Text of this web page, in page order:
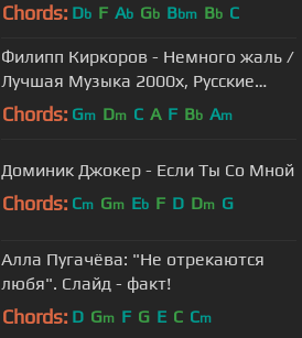
Chords: Db F Ab Gb Bbm Bb C
Филипп Киркоров - Немного жаль /
Лучшая Музыка 2000х, Русские
Хиты 2000х
Chords: Gm Dm C A F Bb Am
Доминик Джокер - Если Ты Со Мной
Chords: Cm Gm Eb F D Dm G
Алла Пугачёва: "Не отрекаются
любя". Слайд - факт!
Chords: D Gm F G E C Cm